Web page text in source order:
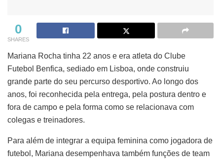
0
SHARES
Mariana Rocha tinha 22 anos e era atleta do Clube
Futebol Benfica, sediado em Lisboa, onde construiu
grande parte do seu percurso desportivo. Ao longo dos
anos, foi reconhecida pela entrega, pela postura dentro e
fora de campo e pela forma como se relacionava com
colegas e treinadores.
Para além de integrar a equipa feminina como jogadora de
futebol, Mariana desempenhava também funções de team